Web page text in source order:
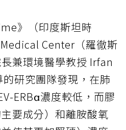
》（印度斯坦時
Center（羅徹斯
兼環境醫學教授 Irfan
研究團隊發現，在肺
ERBα濃度較低，而膠
要成分）和離胺酸氧